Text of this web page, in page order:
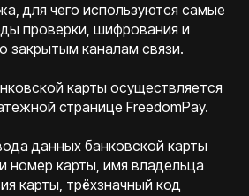
для чего используются самые
проверки, шифрования и
закрытым каналам связи.
карты осуществляется
странице FreedomPay.
данных банковской карты
номер карты, имя владельца
карты, трёхзначный код